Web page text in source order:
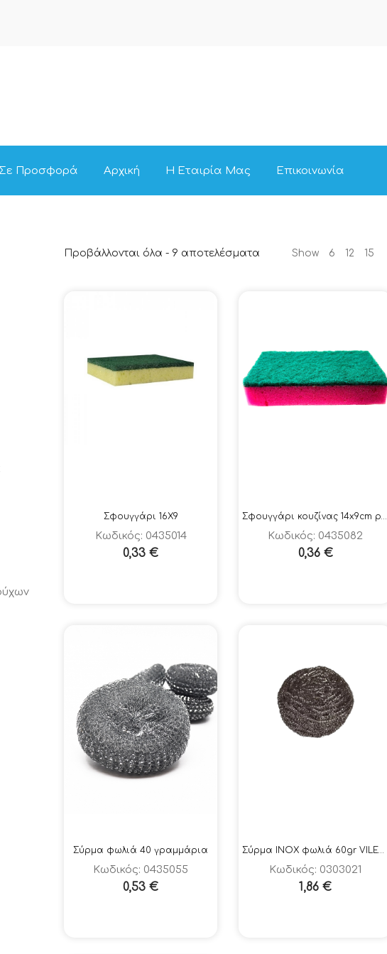
Σε Προσφορά Αρχική Η Εταιρία Μας Επικοινωνία
Προβάλλονται όλα - 9 αποτελέσματα SortedShow 6 12 15
Σφουγγάρι 16Χ9
Κωδικός: 0435014
0,33 €
Σφουγγάρι κουζίνας 14x9cm ροζ-πράσινο
Κωδικός: 0435082
0,36 €
Σύρμα φωλιά 40 γραμμάρια
Κωδικός: 0435055
0,53 €
Σύρμα INOX φωλιά 60gr VILEDA
Κωδικός: 0303021
1,86 €